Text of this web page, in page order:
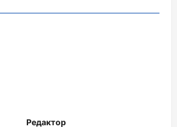
Редактор